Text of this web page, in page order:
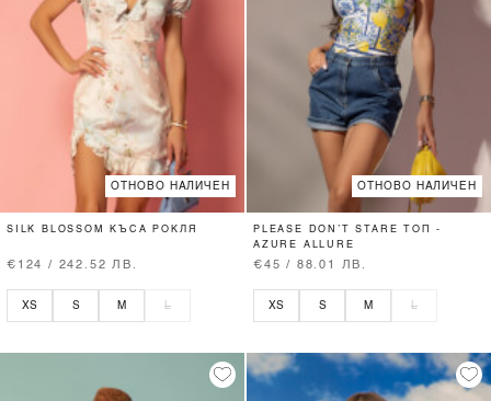
ОТНОВО НАЛИЧЕН
SILK BLOSSOM КЪСА РОКЛЯ
€124 / 242.52 ЛВ.
XS S M L
ОТНОВО НАЛИЧЕН
PLEASE DON’T STARE ТОП -
AZURE ALLURE
€45 / 88.01 ЛВ.
XS S M L